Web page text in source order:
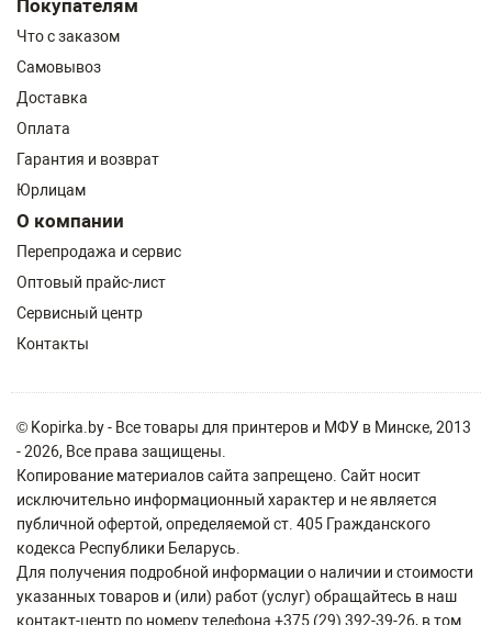
Покупателям
Что с заказом
Самовывоз
Доставка
Оплата
Гарантия и возврат
Юрлицам
О компании
Перепродажа и сервис
Оптовый прайс-лист
Сервисный центр
Контакты
© Kopirka.by - Все товары для принтеров и МФУ в Минске, 2013
- 2026, Все права защищены.
Копирование материалов сайта запрещено. Сайт носит
исключительно информационный характер и не является
публичной офертой, определяемой ст. 405 Гражданского
кодекса Республики Беларусь.
Для получения подробной информации о наличии и стоимости
указанных товаров и (или) работ (услуг) обращайтесь в наш
контакт-центр по номеру телефона +375 (29) 392-39-26, в том